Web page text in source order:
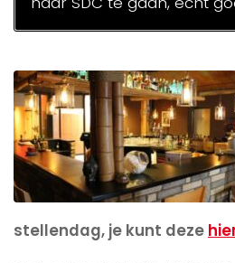
stellendag, je kunt deze